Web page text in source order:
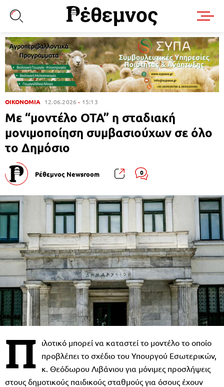
ΟΙΚΟΝΟΜΙΑ 12.06.2026 15:13
Με “μοντέλο ΟΤΑ” η σταδιακή
μονιμοποίηση συμβασιούχων σε όλο
το Δημόσιο
Ρέθεμνος Newsroom 0
Π ιλοτικό μπορεί να καταστεί το μοντέλο το οποίο
προβλέπει το σχέδιο του Υπουργού Εσωτερικών,
κ. Θεόδωρου Λιβάνιου για μόνιμες προσλήψεις
στους δημοτικούς παιδικούς σταθμούς για όσους έχουν